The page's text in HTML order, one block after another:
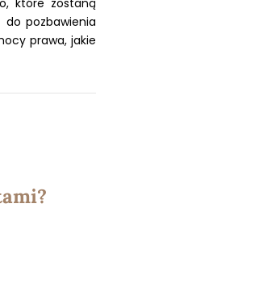
pozbawienia
prawa, jakie